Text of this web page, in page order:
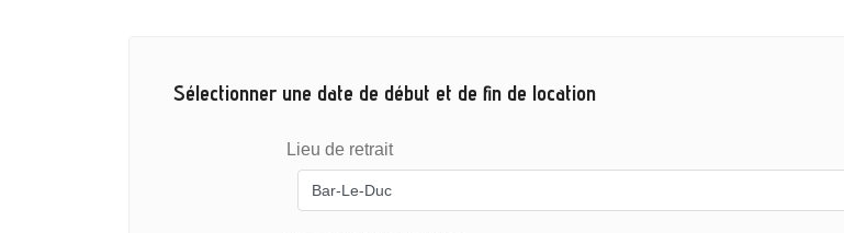
Sélectionner une date de début et de fin de location
Lieu de retrait